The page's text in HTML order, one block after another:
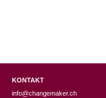
KONTAKT
info@changemaker.ch